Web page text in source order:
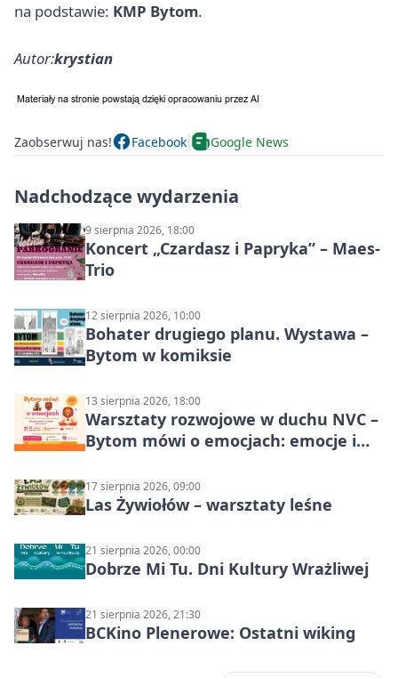
na podstawie: KMP Bytom.
Autor:krystian
Zaobserwuj nas! Facebook Google News
Nadchodzące wydarzenia
9 sierpnia 2026, 18:00
Koncert „Czardasz i Papryka” – Maes-
Trio
12 sierpnia 2026, 10:00
Bohater drugiego planu. Wystawa –
Bytom w komiksie
13 sierpnia 2026, 18:00
Warsztaty rozwojowe w duchu NVC –
Bytom mówi o emocjach: emocje i
17 sierpnia 2026, 09:00
Las Żywiołów – warsztaty leśne
21 sierpnia 2026, 00:00
Dobrze Mi Tu. Dni Kultury Wrażliwej
21 sierpnia 2026, 21:30
BCKino Plenerowe: Ostatni wiking